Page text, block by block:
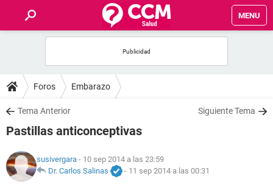
MENU
FOROS
SALUD
NUTRICIÓN
Foros Embarazo
Tema Anterior Siguiente Tema
Pastillas anticonceptivas
susivergara - 10 sep 2014 a las 23:59
Dr. Carlos Salinas
- 11 sep 2014 a las 00:31